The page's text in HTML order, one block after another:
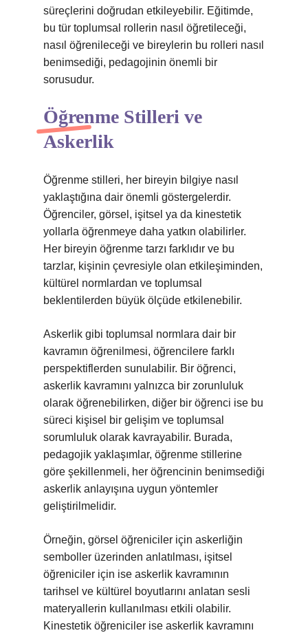
süreçlerini doğrudan etkileyebilir. Eğitimde,
bu tür toplumsal rollerin nasıl öğretileceği,
nasıl öğrenileceği ve bireylerin bu rolleri nasıl
benimsediği, pedagojinin önemli bir
sorusudur.
Öğrenme Stilleri ve
Askerlik
Öğrenme stilleri, her bireyin bilgiye nasıl
yaklaştığına dair önemli göstergelerdir.
Öğrenciler, görsel, işitsel ya da kinestetik
yollarla öğrenmeye daha yatkın olabilirler.
Her bireyin öğrenme tarzı farklıdır ve bu
tarzlar, kişinin çevresiyle olan etkileşiminden,
kültürel normlardan ve toplumsal
beklentilerden büyük ölçüde etkilenebilir.
Askerlik gibi toplumsal normlara dair bir
kavramın öğrenilmesi, öğrencilere farklı
perspektiflerden sunulabilir. Bir öğrenci,
askerlik kavramını yalnızca bir zorunluluk
olarak öğrenebilirken, diğer bir öğrenci ise bu
süreci kişisel bir gelişim ve toplumsal
sorumluluk olarak kavrayabilir. Burada,
pedagojik yaklaşımlar, öğrenme stillerine
göre şekillenmeli, her öğrencinin benimsediği
askerlik anlayışına uygun yöntemler
geliştirilmelidir.
Örneğin, görsel öğreniciler için askerliğin
semboller üzerinden anlatılması, işitsel
öğreniciler için ise askerlik kavramının
tarihsel ve kültürel boyutlarını anlatan sesli
materyallerin kullanılması etkili olabilir.
Kinestetik öğreniciler ise askerlik kavramını